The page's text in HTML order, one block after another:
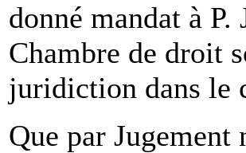
donné mandat à
Chambre de droit
juridiction dans le
Que par